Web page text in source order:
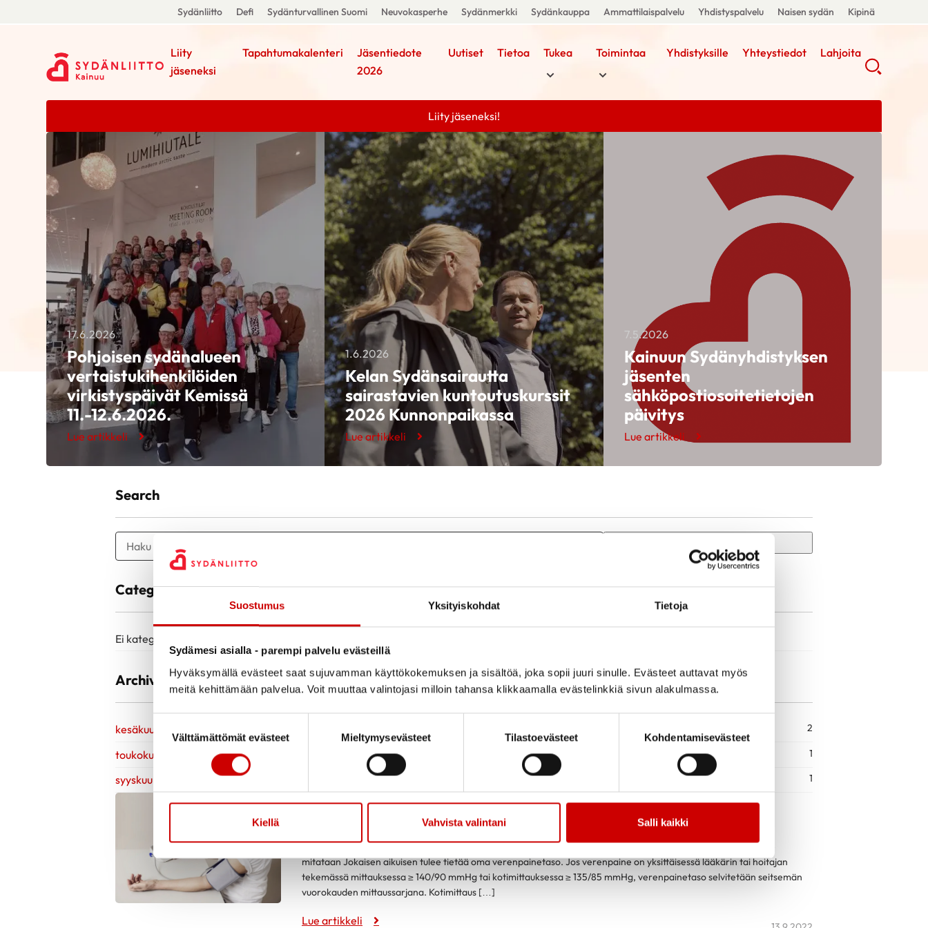
Suostumus Yksityiskohdat Tietoja
Sydämesi asialla - parempi palvelu evästeillä
Hyväksymällä evästeet saat sujuvamman käyttökokemuksen ja sisältöä, joka sopii juuri sinulle. Evästeet auttavat myös
meitä kehittämään palvelua. Voit muuttaa valintojasi milloin tahansa klikkaamalla evästelinkkiä sivun alakulmassa.
Välttämättömät evästeet
Mieltymysevästeet Tilastoevästeet Kohdentamisevästeet
Kiellä Vahvista valintani Salli kaikki
Sydänliitto Defi Sydänturvallinen Suomi Neuvokasperhe Sydänmerkki Sydänkauppa Ammattilaispalvelu Yhdistyspalvelu Naisen sydän Kipinä
Liity
jäseneksi
Tapahtumakalenteri
Jäsentiedote
2026
Uutiset Tietoa Tukea Toimintaa Yhdistyksille Yhteystiedot Lahjoita
Liity jäseneksi!
17.6.2026
Pohjoisen sydänalueen
vertaistukihenkilöiden
virkistyspäivät Kemissä
11.-12.6.2026.
Lue artikkeli
1.6.2026
Kelan Sydänsairautta
sairastavien kuntoutuskurssit
2026 Kunnonpaikassa
Lue artikkeli
7.5.2026
Kainuun Sydänyhdistyksen
jäsenten
sähköpostiosoitetietojen
päivitys
Lue artikkeli
Search
Categories
Ei kategorioita
Archive
kesäkuu 2026 2
toukokuu 2026 1
syyskuu 2022 1
Verenpaineen kotimittaus
Verenpaineen voi mitata itse myös monessa terveydenhuollon toimipisteessä ja apteekissa. Milloin verenpaine
mitataan Jokaisen aikuisen tulee tietää oma verenpainetaso. Jos verenpaine on yksittäisessä lääkärin tai hoitajan
tekemässä mittauksessa ≥ 140/90 mmHg tai kotimittauksessa ≥ 135/85 mmHg, verenpainetaso selvitetään seitsemän
vuorokauden mittaussarjana. Kotimittaus […]
Lue artikkeli